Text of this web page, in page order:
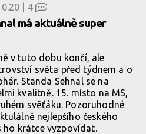
| 4
má aktuálně super
v tuto dobu končí, ale
světa před týdnem a o
Standa Sehnal se na
kvalitně. 15. místo na MS,
svěťáku. Pozoruhodné
nejlepšího českého
ho krátce vyzpovídat.